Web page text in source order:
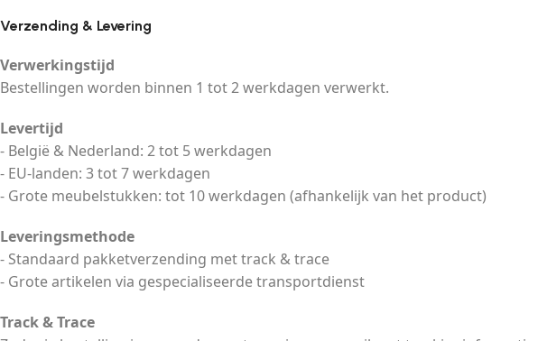
Verzending & Levering
Verwerkingstijd
Bestellingen worden binnen 1 tot 2 werkdagen verwerkt.
Levertijd
- België & Nederland: 2 tot 5 werkdagen
- EU-landen: 3 tot 7 werkdagen
- Grote meubelstukken: tot 10 werkdagen (afhankelijk van het product)
Leveringsmethode
- Standaard pakketverzending met track & trace
- Grote artikelen via gespecialiseerde transportdienst
Track & Trace